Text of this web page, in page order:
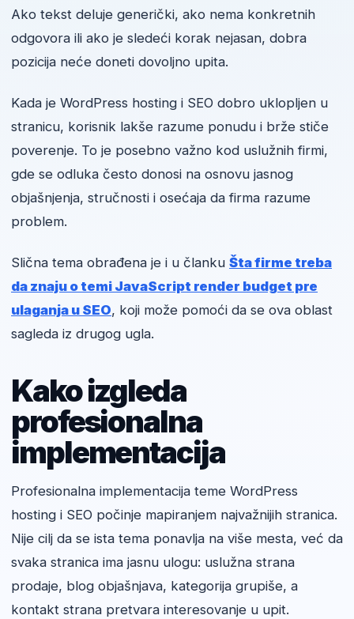
Ako tekst deluje generički, ako nema konkretnih
odgovora ili ako je sledeći korak nejasan, dobra
pozicija neće doneti dovoljno upita.
Kada je WordPress hosting i SEO dobro uklopljen u
stranicu, korisnik lakše razume ponudu i brže stiče
poverenje. To je posebno važno kod uslužnih firmi,
gde se odluka često donosi na osnovu jasnog
objašnjenja, stručnosti i osećaja da firma razume
problem.
Slična tema obrađena je i u članku Šta firme treba
da znaju o temi JavaScript render budget pre
ulaganja u SEO, koji može pomoći da se ova oblast
sagleda iz drugog ugla.
Kako izgleda
profesionalna
implementacija
Profesionalna implementacija teme WordPress
hosting i SEO počinje mapiranjem najvažnijih stranica.
Nije cilj da se ista tema ponavlja na više mesta, već da
svaka stranica ima jasnu ulogu: uslužna strana
prodaje, blog objašnjava, kategorija grupiše, a
kontakt strana pretvara interesovanje u upit.